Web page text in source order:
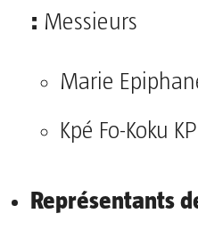
: Messieurs
Marie
Kpé Fo-Koku
Représentants